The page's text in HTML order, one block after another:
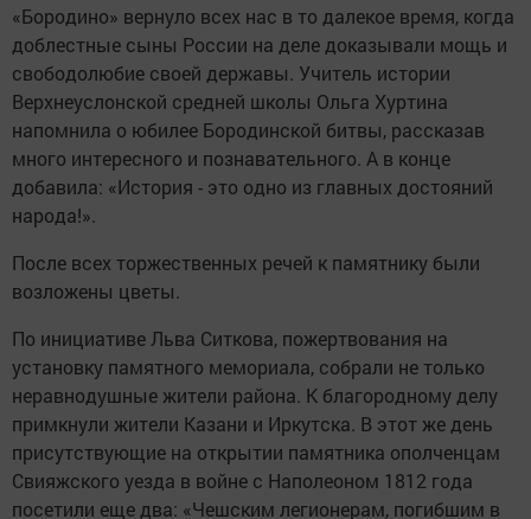
«Бородино» вернуло всех нас в то далекое время, когда
доблестные сыны России на деле доказывали мощь и
свободолюбие своей державы. Учитель истории
Верхнеуслонской средней школы Ольга Хуртина
напомнила о юбилее Бородинской битвы, рассказав
много интересного и познавательного. А в конце
добавила: «История - это одно из главных достояний
народа!».
После всех торжественных речей к памятнику были
возложены цветы.
По инициативе Льва Ситкова, пожертвования на
установку памятного мемориала, собрали не только
неравнодушные жители района. К благородному делу
примкнули жители Казани и Иркутска. В этот же день
присутствующие на открытии памятника ополченцам
Свияжского уезда в войне с Наполеоном 1812 года
посетили еще два: «Чешским легионерам, погибшим в